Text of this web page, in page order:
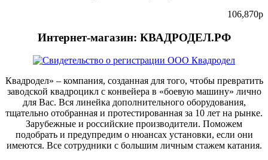
106,870p
Интернет-магазин: КВАДРОДЕЛ.РФ
Квадродел» – компания, созданная для того, чтобы превратить
заводской квадроцикл с конвейера в «боевую машину» лично
для Вас. Вся линейка дополнительного оборудования,
тщательно отобранная и протестированная за 10 лет на рынке.
Зарубежные и российские производители. Поможем
подобрать и предупредим о нюансах установки, если они
имеются. Все сотрудники с большим личным стажем катания.